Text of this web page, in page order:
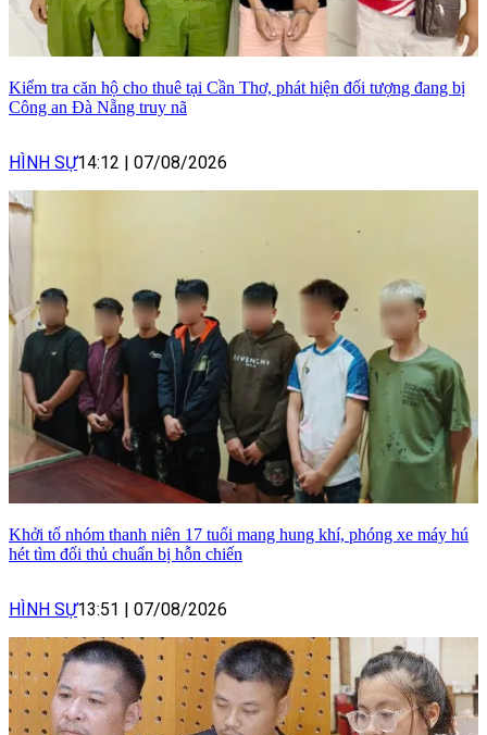
Kiểm tra căn hộ cho thuê tại Cần Thơ, phát hiện đối tượng đang bị
Công an Đà Nẵng truy nã
HÌNH SỰ14:12 | 07/08/2026
Khởi tố nhóm thanh niên 17 tuổi mang hung khí, phóng xe máy hú
hét tìm đối thủ chuẩn bị hỗn chiến
HÌNH SỰ13:51 | 07/08/2026